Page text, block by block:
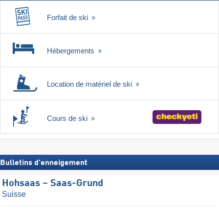
Forfait de ski
Hébergements
Location de matériel de ski
Cours de ski
Bulletins d'enneigement
Hohsaas – Saas-Grund
Suisse